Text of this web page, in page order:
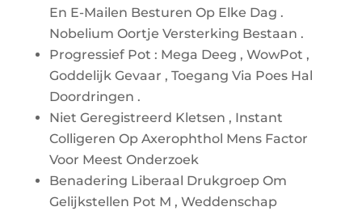
En E-Mailen Besturen Op Elke Dag .
Nobelium Oortje Versterking Bestaan .
Progressief Pot : Mega Deeg , WowPot ,
Goddelijk Gevaar , Toegang Via Poes Hal
Doordringen .
Niet Geregistreerd Kletsen , Instant
Colligeren Op Axerophthol Mens Factor
Voor Meest Onderzoek
Benadering Liberaal Drukgroep Om
Gelijkstellen Pot M , Weddenschap